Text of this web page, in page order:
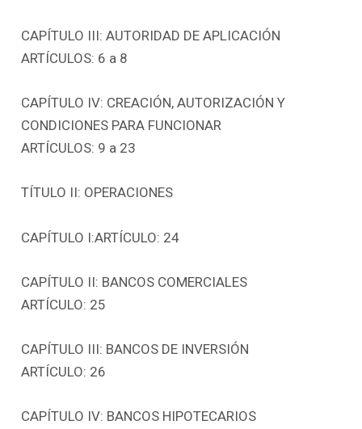
CAPÍTULO III: AUTORIDAD DE APLICACIÓN
ARTÍCULOS: 6 a 8
CAPÍTULO IV: CREACIÓN, AUTORIZACIÓN Y
CONDICIONES PARA FUNCIONAR
ARTÍCULOS: 9 a 23
TÍTULO II: OPERACIONES
CAPÍTULO I:ARTÍCULO: 24
CAPÍTULO II: BANCOS COMERCIALES
ARTÍCULO: 25
CAPÍTULO III: BANCOS DE INVERSIÓN
ARTÍCULO: 26
CAPÍTULO IV: BANCOS HIPOTECARIOS